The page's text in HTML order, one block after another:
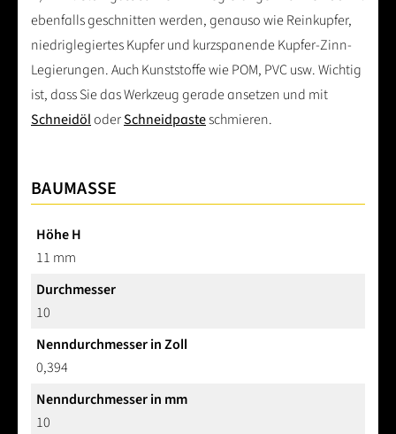
ebenfalls geschnitten werden, genauso wie Reinkupfer,
niedriglegiertes Kupfer und kurzspanende Kupfer-Zinn-
Legierungen. Auch Kunststoffe wie POM, PVC usw. Wichtig
ist, dass Sie das Werkzeug gerade ansetzen und mit
SchneidöloderSchneidpasteschmieren.
BAUMASSE
Höhe H
11 mm
Durchmesser
10
Nenndurchmesser in Zoll
0,394
Nenndurchmesser in mm
10